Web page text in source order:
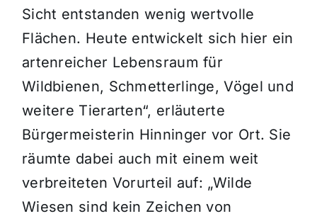
Sicht entstanden wenig wertvolle
Flächen. Heute entwickelt sich hier ein
artenreicher Lebensraum für
Wildbienen, Schmetterlinge, Vögel und
weitere Tierarten“, erläuterte
Bürgermeisterin Hinninger vor Ort. Sie
räumte dabei auch mit einem weit
verbreiteten Vorurteil auf: „Wilde
Wiesen sind kein Zeichen von